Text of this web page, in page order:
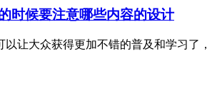
时候要注意哪些内容的设计
让大众获得更加不错的普及和学习了，